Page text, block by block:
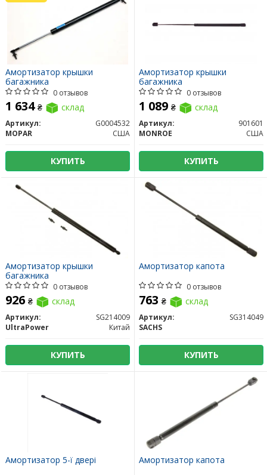
Амортизатор крышки
багажника
0 отзывов
1 634 ₴ склад
Артикул:
G0004532
MOPAR
США
КУПИТЬ
Амортизатор крышки
багажника
0 отзывов
1 089 ₴ склад
Артикул:
901601
MONROE
США
КУПИТЬ
Амортизатор крышки
багажника
0 отзывов
926 ₴ склад
Артикул:
SG214009
UltraPower
Китай
КУПИТЬ
Амортизатор капота
0 отзывов
763 ₴ склад
Артикул:
SG314049
SACHS
КУПИТЬ
Амортизатор 5-ї двері Амортизатор капота